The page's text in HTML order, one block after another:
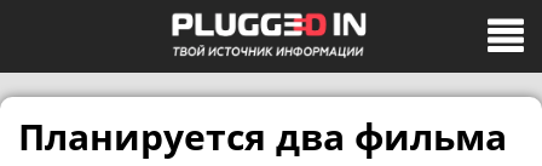
Планируется два фильма